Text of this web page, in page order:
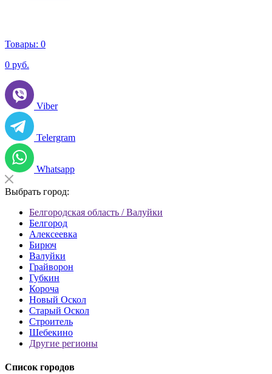
Товары: 0
0 руб.
Viber
Telergram
Whatsapp
Выбрать город:
Белгородская область / Валуйки
Белгород
Алексеевка
Бирюч
Валуйки
Грайворон
Губкин
Короча
Новый Оскол
Старый Оскол
Строитель
Шебекино
Другие регионы
Список городов